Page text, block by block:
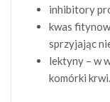
inhibitory
kwas
sprzyjając
lektyny – w
komórki krwi.